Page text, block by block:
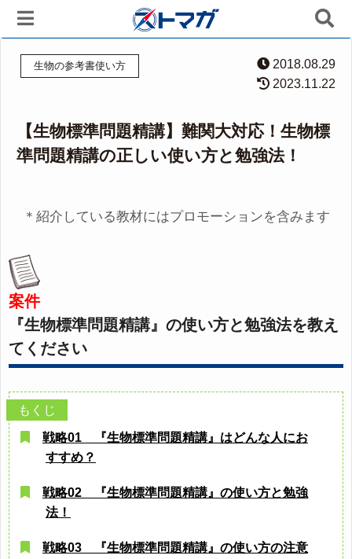
生物の参考書使い方
2018.08.29
2023.11.22
【生物標準問題精講】難関大対応！生物標
準問題精講の正しい使い方と勉強法！
＊紹介している教材にはプロモーションを含みます
案件
『生物標準問題精講』の使い方と勉強法を教え
てください
戦略01 『生物標準問題精講』はどんな人にお
すすめ？
戦略02 『生物標準問題精講』の使い方と勉強
法！
戦略03 『生物標準問題精講』の使い方の注意